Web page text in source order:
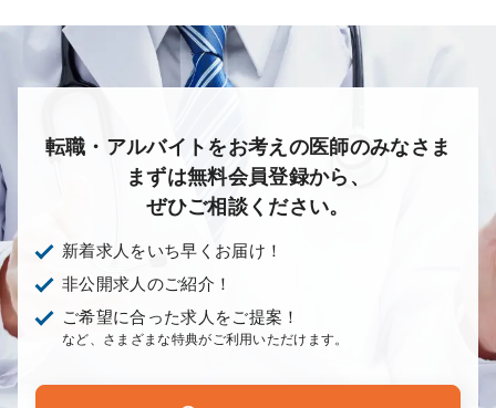
転職・アルバイトをお考えの医師のみなさま
まずは無料会員登録から、
ぜひご相談ください。
新着求人をいち早くお届け！
非公開求人のご紹介！
ご希望に合った求人をご提案！
など、さまざまな特典がご利用いただけます。